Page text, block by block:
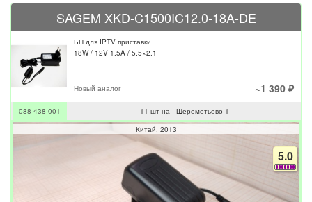
SAGEM XKD-C1500IC12.0-18A-DE
БП для IPTV приставки
18W / 12V 1.5A / 5.5×2.1
Новый аналог ~1 390 ₽
088-438-001
11 шт на _Шереметьево-1
Китай 2013
5.0